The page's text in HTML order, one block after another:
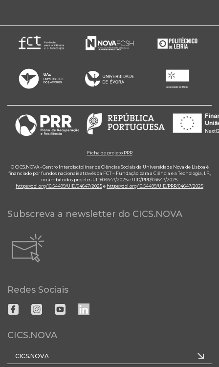
Ficha de projeto PRR
O CICS.NOVA - Centro Interdisciplinar de Ciências Sociais da Universidade Nova de Lisboa é
financiado por fundos nacionais através da FCT – Fundação para a Ciência e a Tecnologia, I.P.,
no âmbito dos projetos UID/04647/2025 e UID/PRR/04647/2025.
https://doi.org/10.54499/UID/04647/2025e https://doi.org/10.54499/UID/PRR/04647/2025
Subscreva a newsletter do CICS.NOVA
Redes Sociais
CICS.NOVA
CICS.NOVA